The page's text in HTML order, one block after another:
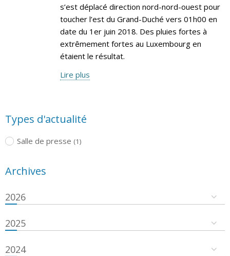
s’est déplacé direction nord-nord-ouest pour
toucher l’est du Grand-Duché vers 01h00 en
date du 1er juin 2018. Des pluies fortes à
extrêmement fortes au Luxembourg en
étaient le résultat.
Lire plus
Types d'actualité
Salle de presse (1)
Archives
2026
2025
2024